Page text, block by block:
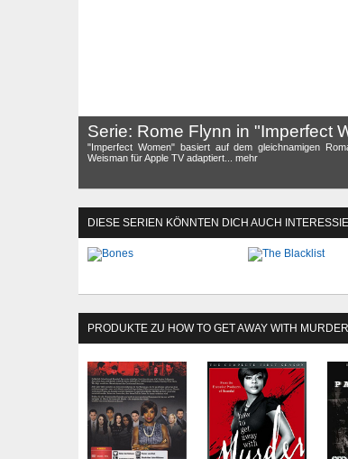
Serie: Rome Flynn in "Imperfect
"Imperfect Women" basiert auf dem gleichnamigen
Weisman für Apple TV adaptiert... mehr
DIESE SERIEN KÖNNTEN DICH AUCH
PRODUKTE ZU HOW TO GET AWAY WITH MURDER